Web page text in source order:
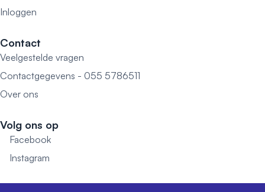
Inloggen
Contact
Veelgestelde vragen
Contactgegevens - 055 5786511
Over ons
Volg ons op
Facebook
Instagram